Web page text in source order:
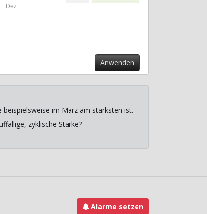
Dez
im März am stärksten ist.
zyklische Stärke?
Alarme setzen